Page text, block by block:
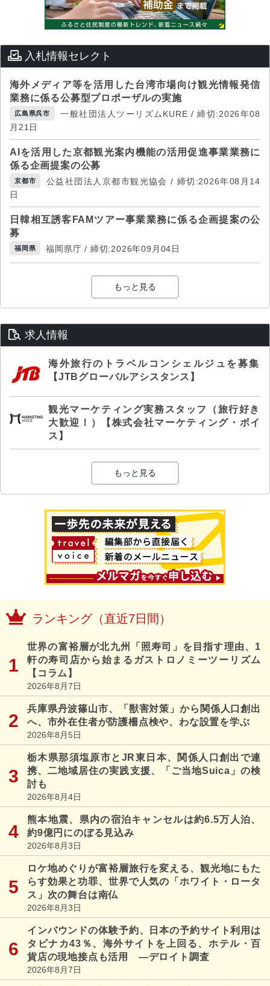
入札情報セレクト
海外メディア等を活用した台湾市場向け観光情報発信
業務に係る公募型プロポーザルの実施
広島県呉市
一般社団法人ツーリズムKURE / 締切:2026年08
月21日
AIを活用した京都観光案内機能の活用促進事業業務に
係る企画提案の公募
京都市
公益社団法人京都市観光協会 / 締切:2026年08月14
日
日韓相互誘客FAMツアー事業業務に係る企画提案の公
募
福岡県 福岡県庁 / 締切:2026年09月04日
もっと見る
求人情報
海外旅行のトラベルコンシェルジュを募集
【JTBグローバルアシスタンス】
観光マーケティング実務スタッフ（旅行好き
大歓迎！）【株式会社マーケティング・ボイ
ス】
もっと見る
ランキング（直近7日間）
世界の富裕層が北九州「照寿司」を目指す理由、1
軒の寿司店から始まるガストロノミーツーリズム
【コラム】
2026年8月7日
兵庫県丹波篠山市、「獣害対策」から関係人口創出
へ、市外在住者が防護柵点検や、わな設置を学ぶ
2026年8月5日
栃木県那須塩原市とJR東日本、関係人口創出で連
携、二地域居住の実践支援、「ご当地Suica」の検
討も
2026年8月4日
熊本地震、県内の宿泊キャンセルは約6.5万人泊、
約9億円にのぼる見込み
2026年8月3日
ロケ地めぐりが富裕層旅行を変える、観光地にもた
らす効果と功罪、世界で人気の「ホワイト・ロータ
ス」次の舞台は南仏
2026年8月3日
インバウンドの体験予約、日本の予約サイト利用は
タビナカ43％、海外サイトを上回る、ホテル・百
貨店の現地接点も活用 ―デロイト調査
2026年8月7日